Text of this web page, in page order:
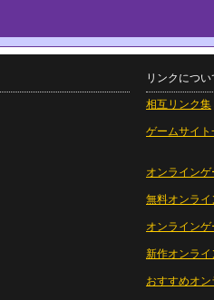
リンクについ
相互リンク集
ゲームサイト
オンラインゲ
無料オンライ
オンライン
新作オンライ
おすすめオ